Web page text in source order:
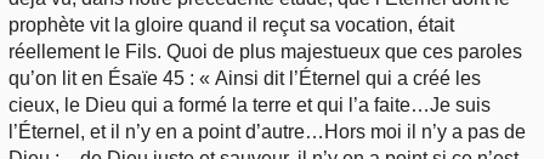
prophète vit la gloire quand il reçut sa vocation, était
réellement le Fils. Quoi de plus majestueux que ces paroles
qu’on lit en Ésaïe 45 : « Ainsi dit l’Éternel qui a créé les
cieux, le Dieu qui a formé la terre et qui l’a faite…Je suis
l’Éternel, et il n’y en a point d’autre…Hors moi il n’y a pas de